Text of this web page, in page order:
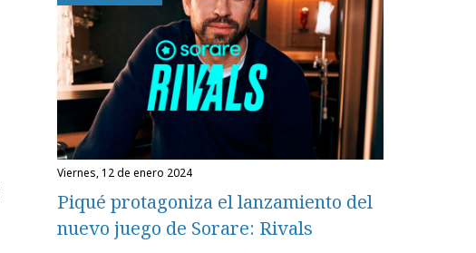
viernes, 12 de enero 2024
Piqué protagoniza el lanzamiento del
nuevo juego de Sorare: Rivals